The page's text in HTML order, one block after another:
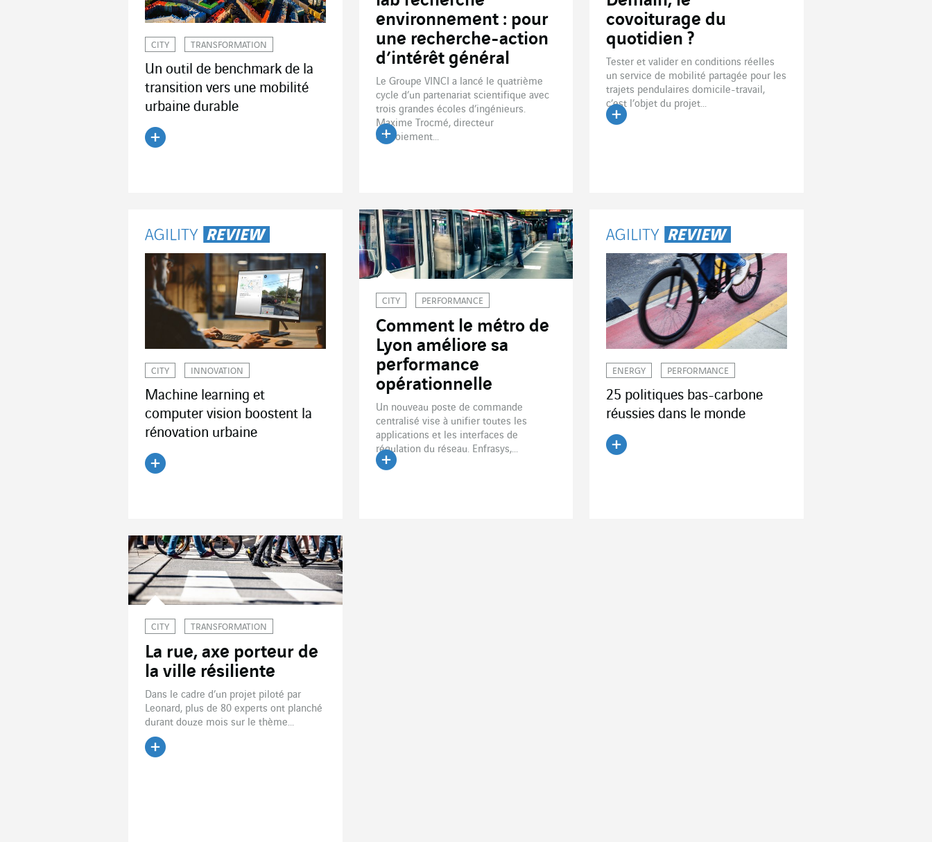
CITY TRANSFORMATION
Un outil de benchmark de la
transition vers une mobilité
urbaine durable
environnement : pour
une recherche-action
d’intérêt général
Le Groupe VINCI a lancé le quatrième
cycle d’un partenariat scientifique avec
trois grandes écoles d’ingénieurs.
Maxime Trocmé, directeur
déploiement...
covoiturage du
quotidien ?
Tester et valider en conditions réelles
un service de mobilité partagée pour les
trajets pendulaires domicile-travail,
c’est l’objet du projet...
CITY INNOVATION
Machine learning et
computer vision boostent la
rénovation urbaine
CITY PERFORMANCE
Comment le métro de
Lyon améliore sa
performance
opérationnelle
Un nouveau poste de commande
centralisé vise à unifier toutes les
applications et les interfaces de
régulation du réseau. Enfrasys,...
ENERGY PERFORMANCE
25 politiques bas-carbone
réussies dans le monde
CITY TRANSFORMATION
La rue, axe porteur de
la ville résiliente
Dans le cadre d’un projet piloté par
Leonard, plus de 80 experts ont planché
durant douze mois sur le thème...